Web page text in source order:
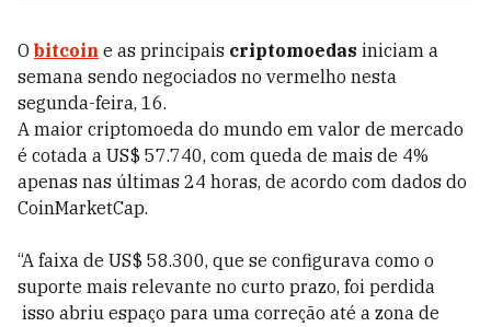
O bitcoin e as principais criptomoedas iniciam a
semana sendo negociados no vermelho nesta
segunda-feira, 16.
A maior criptomoeda do mundo em valor de mercado
é cotada a US$ 57.740, com queda de mais de 4%
apenas nas últimas 24 horas, de acordo com dados do
CoinMarketCap.
“A faixa de US$ 58.300, que se configurava como o
suporte mais relevante no curto prazo, foi perdida
isso abriu espaço para uma correção até a zona de